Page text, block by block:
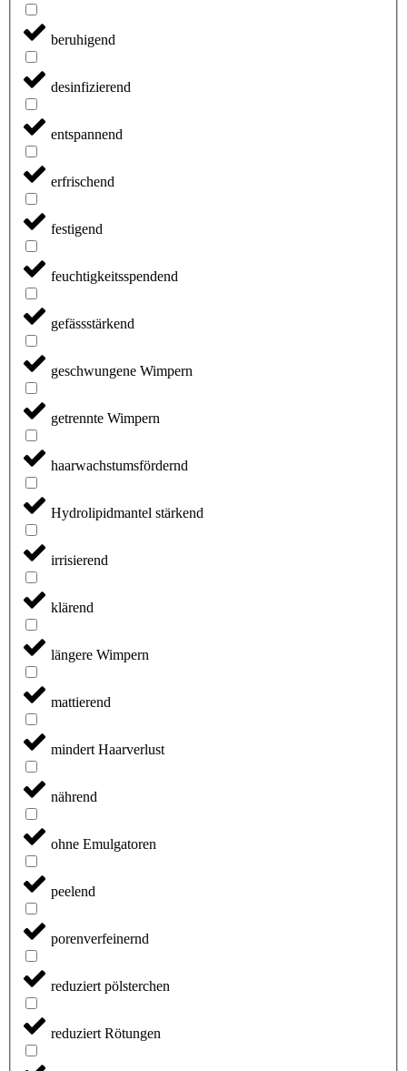
beruhigend
desinfizierend
entspannend
erfrischend
festigend
feuchtigkeitsspendend
gefässstärkend
geschwungene Wimpern
getrennte Wimpern
haarwachstumsfördernd
Hydrolipidmantel stärkend
irrisierend
klärend
längere Wimpern
mattierend
mindert Haarverlust
nährend
ohne Emulgatoren
peelend
porenverfeinernd
reduziert pölsterchen
reduziert Rötungen